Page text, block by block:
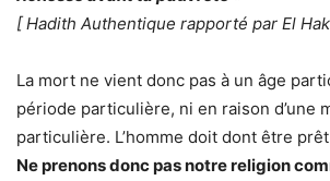
[ Hadith Authentique rapporté par El
La mort ne vient donc pas à un âge
période particulière, ni en raison d’une
particulière. L’homme doit dont être
Ne prenons donc pas notre religion